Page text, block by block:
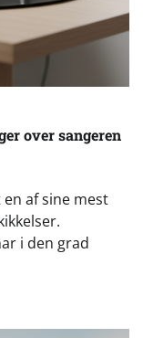
over sangeren
af sine mest
i den grad